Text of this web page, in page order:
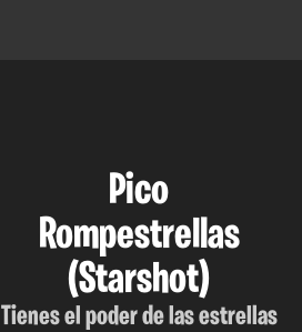
Pico
Rompestrellas
(Starshot)
Tienes el poder de las estrellas